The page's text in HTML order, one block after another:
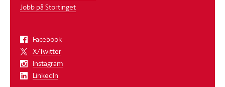
Jobb på Stortinget
Facebook
X/Twitter
Instagram
LinkedIn